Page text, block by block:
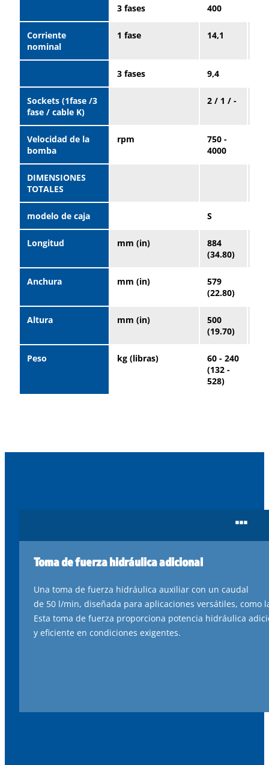
3 fases 400
Corriente
nominal
1 fase 14,1
3 fases 9,4
Sockets (1fase /3
fase / cable K)
2 / 1 / -
Velocidad de la
bomba
rpm
750 -
4000
DIMENSIONES
TOTALES
modelo de caja S
Longitud mm (in)
884
(34.80)
Anchura mm (in)
579
(22.80)
Altura mm (in)
500
(19.70)
Peso kg (libras)
60 - 240
(132 -
528)
...
Toma de fuerza hidráulica adicional
Una toma de fuerza hidráulica auxiliar con un caudal
de 50 l/min, diseñada para aplicaciones versátiles, como
Esta toma de fuerza proporciona potencia hidráulica
y eficiente en condiciones exigentes.